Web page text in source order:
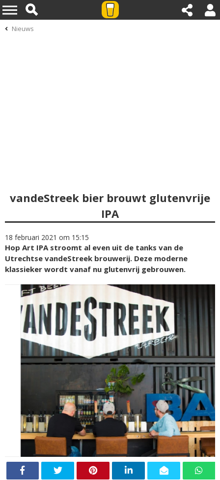
Nieuws
vandeStreek bier brouwt glutenvrije
IPA
18 februari 2021 om 15:15
Hop Art IPA stroomt al even uit de tanks van de
Utrechtse vandeStreek brouwerij. Deze moderne
klassieker wordt vanaf nu glutenvrij gebrouwen.